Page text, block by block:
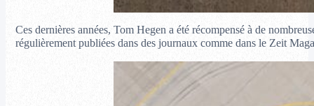
Ces dernières années, Tom Hegen a été récompensé à de
régulièrement publiées dans des journaux comme dans le Zeit